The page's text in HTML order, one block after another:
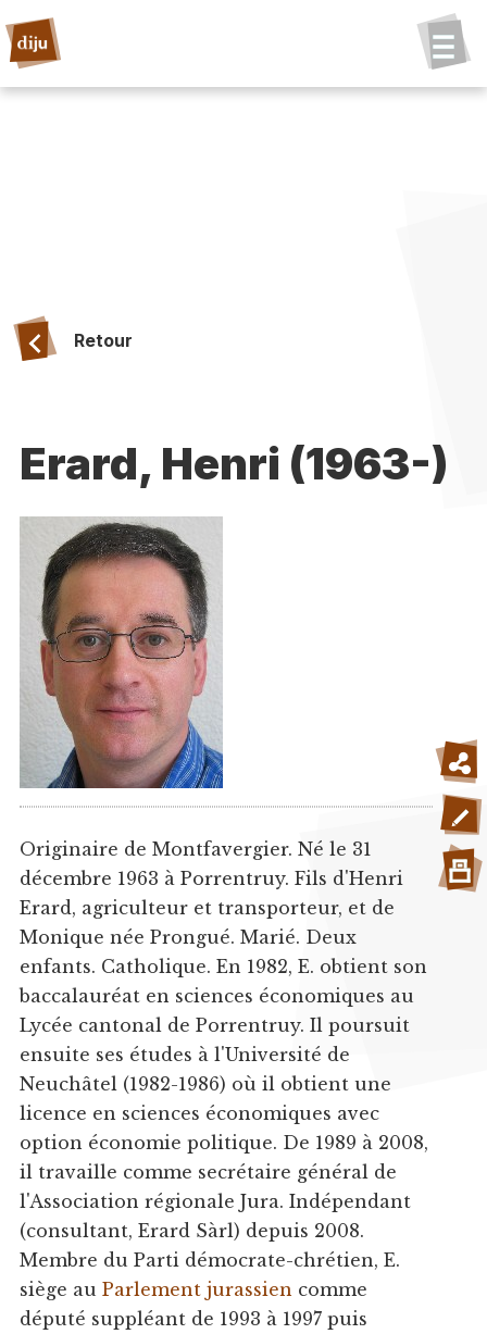
Retour
Erard, Henri (1963-)
Originaire de Montfavergier. Né le 31
décembre 1963 à Porrentruy. Fils d'Henri
Erard, agriculteur et transporteur, et de
Monique née Prongué. Marié. Deux
enfants. Catholique. En 1982, E. obtient son
baccalauréat en sciences économiques au
Lycée cantonal de Porrentruy. Il poursuit
ensuite ses études à l'Université de
Neuchâtel (1982-1986) où il obtient une
licence en sciences économiques avec
option économie politique. De 1989 à 2008,
il travaille comme secrétaire général de
l'Association régionale Jura. Indépendant
(consultant, Erard Sàrl) depuis 2008.
Membre du Parti démocrate-chrétien, E.
siège au Parlement jurassien comme
député suppléant de 1993 à 1997 puis